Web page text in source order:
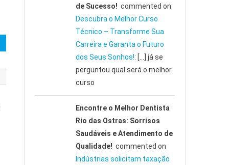
de Sucesso! commented on
Descubra o Melhor Curso
Técnico – Transforme Sua
Carreira e Garanta o Futuro
dos Seus Sonhos!: […] já se
perguntou qual será o melhor
curso
Encontre o Melhor Dentista
Rio das Ostras: Sorrisos
Saudáveis e Atendimento de
Qualidade! commented on
Indústrias solicitam taxação